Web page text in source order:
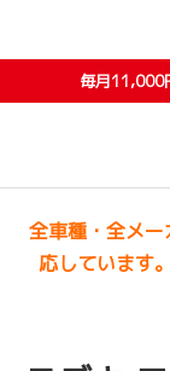
毎月11,000
全車種・全メ
応しています